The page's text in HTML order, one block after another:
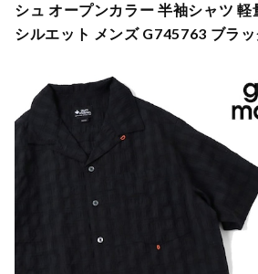
シュ オープンカラー 半袖シャツ 軽
シルエット メンズ G745763 ブラッ